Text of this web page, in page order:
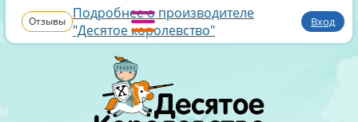
Отзывы Подробнее о производителе
"Десятое королевство"
Вход